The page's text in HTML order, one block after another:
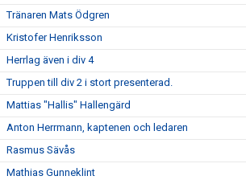
Tränaren Mats Ödgren
Kristofer Henriksson
Herrlag även i div 4
Truppen till div 2 i stort presenterad.
Mattias "Hallis" Hallengärd
Anton Herrmann, kaptenen och ledaren
Rasmus Sävås
Mathias Gunneklint